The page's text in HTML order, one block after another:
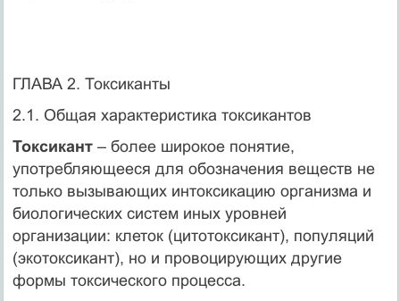
ГЛАВА 2. Токсиканты
2.1. Общая характеристика токсикантов
Токсикант– более широкое понятие,
употребляющееся для обозначения веществ не
только вызывающих интоксикацию организма и
биологических систем иных уровней
организации: клеток (цитотоксикант), популяций
(экотоксикант), но и провоцирующих другие
формы токсического процесса.